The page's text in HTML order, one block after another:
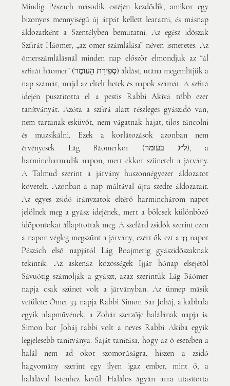
Mindig Pészach második estéjén kezdődik, amikor egy
bizonyos mennyiségű új árpát kellett learatni, és másnap
áldozatként a Szentélyben bemutatni. Az egész időszak
Szfirát Háomer, „az omer számlálása” néven ismeretes. Az
ómerszámlálásnál minden nap először elmondjuk az “ál
szfirát háomer” (סְפִירַת הָעוֹמֶר) áldást, utána megemlítjük a
nap számát, majd az eltelt hetek és napok számát. A szfirá
idején pusztította el a pestis Rabbi Ákivá több ezer
tanítványát. Azóta a szfirá alatt részleges gyászidő van,
nem tartanak esküvőt, nem vágatnak hajat, tilos táncolni
és muzsikálni. Ezek a korlátozások azonban nem
érvényesek Lág Báomerkor (ל״ג בעומר), a
harmincharmadik napon, mert ekkor szünetelt a járvány.
A Talmud szerint a járvány huszonnégyezer áldozatot
követelt. Azonban a nap múltával újra szedte áldozatait.
Az egyes zsidó irányzatok eltérő harminchárom napot
jelölnek meg a gyász idejének, mert a bölcsek különböző
időpontokat állapítottak meg. A szefárd zsidók szerint ezen
a napon végleg megszűnt a járvány, ezért ők ezt a 33 napot
Pészách első napjától Lág Boajmerig gyászidőszaknak
tekintik. Az askenáz közösségek Ijjár hónap elsejétől
Sávuótig számolják a gyászt, azaz szerintük Lág Báómer
napja csak szünet volt a járványban. Az ünnep másik
vetülete: Ómer 33. napja Rabbi Simon Bar Joháj, a kabbala
egyik alapművének, a Zohár szerzője halálának napja is.
Simon bar Joháj rabbi volt a neves Rabbi Akiba egyik
legjelesebb tanítványa. Saját tanítása, hogy az ő esetében a
halál nem ad okot szomorúságra, hiszen a zsidó
hagyomány szerint egy ilyen igaz ember, mint ő, a
halálával Istenhez kerül. Halálos ágyán arra utasította